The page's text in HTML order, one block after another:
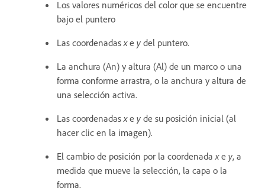
Los valores numéricos del color que se encuentre
bajo el puntero
Las coordenadas xe y del puntero.
La anchura (An) y altura (Al) de un marco o una
forma conforme arrastra, o la anchura y altura de
una selección activa.
Las coordenadas xe y de su posición inicial (al
hacer clic en la imagen).
El cambio de posición por la coordenada xe y, a
medida que mueve la selección, la capa o la
forma.